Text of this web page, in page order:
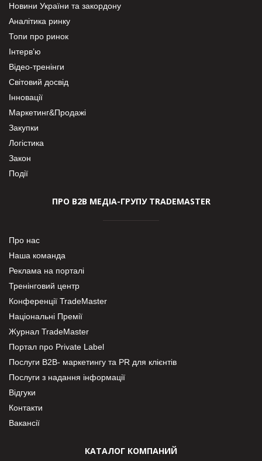
Новини України та закордону
Аналітика ринку
Топи про ринок
Інтерв’ю
Відео-тренінги
Світовий досвід
Інновації
Маркетинг&Продажі
Закупки
Логістика
Закон
Події
ПРО В2В МЕДІА-ГРУПУ TRADEMASTER
Про нас
Наша команда
Реклама на порталі
Тренінговий центр
Конференції TradeMaster
Національні Премії
Журнал TradeMaster
Портал про Private Label
Послуги В2В- маркетингу та PR для клієнтів
Послуги з надання інформації
Відгуки
Контакти
Вакансії
КАТАЛОГ КОМПАНИЙ